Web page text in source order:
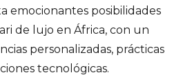
emocionantes posibilidades
de lujo en África, con un
personalizadas, prácticas
tecnológicas.